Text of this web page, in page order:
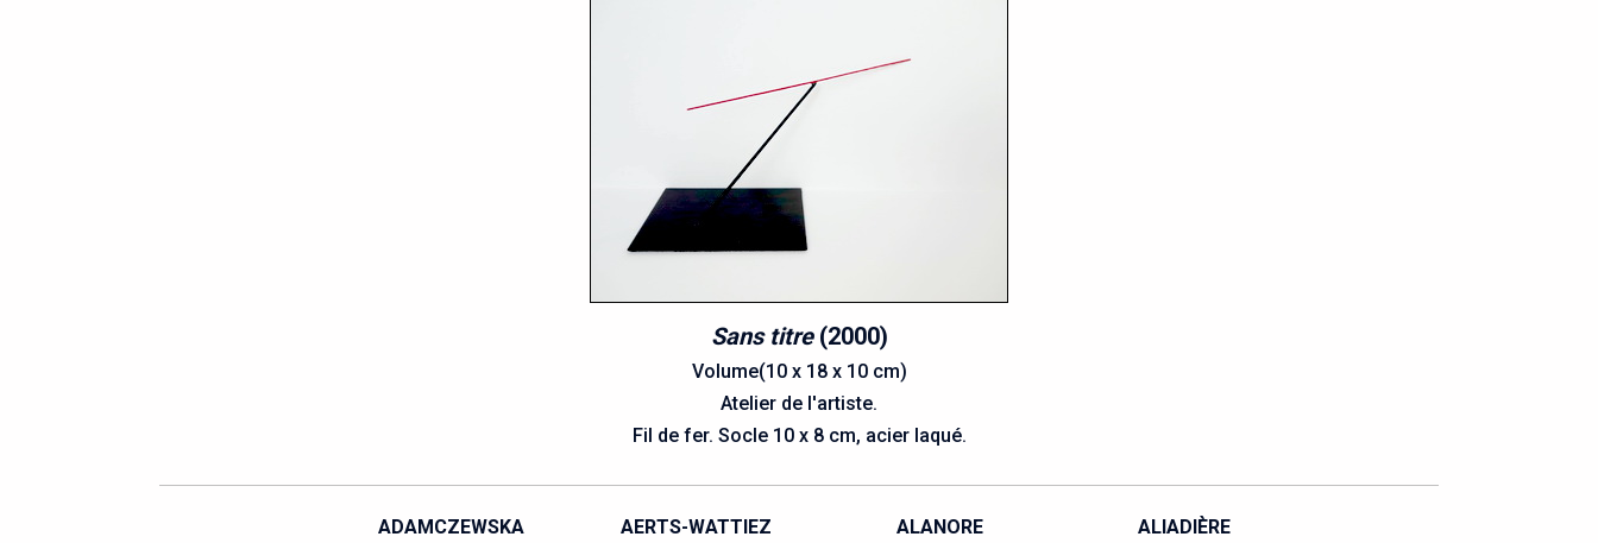
Sans titre(2000)
Volume(10 x 18 x 10 cm)
Atelier de l'artiste.
Fil de fer. Socle 10 x 8 cm, acier laqué.
ADAMCZEWSKA
AERTS-WATTIEZ
ALANORE
ALIADIÈRE